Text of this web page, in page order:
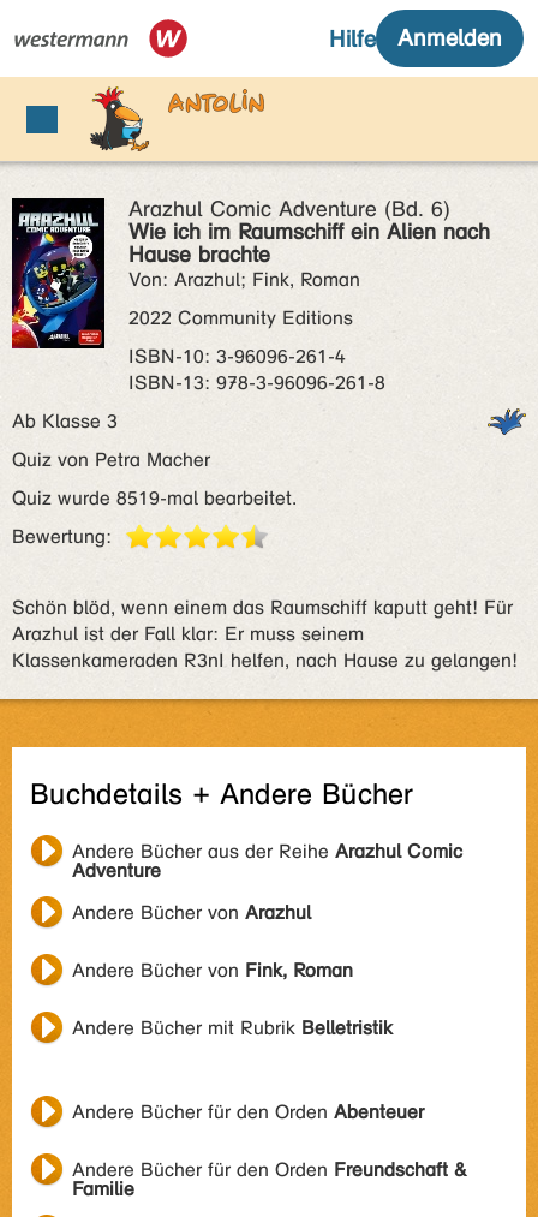
Arazhul Comic Adventure (Bd. 6)
Wie ich im Raumschiff ein Alien nach
Hause brachte
Von: Arazhul; Fink, Roman
2022 Community Editions
ISBN‑10: 3-96096-261-4
ISBN‑13: 978-3-96096-261-8
Ab Klasse 3
Quiz von Petra Macher
Quiz wurde 8519-mal bearbeitet.
Bewertung:
Schön blöd, wenn einem das Raumschiff kaputt geht! Für
Arazhul ist der Fall klar: Er muss seinem
Klassenkameraden R3nI helfen, nach Hause zu gelangen!
Buchdetails + Andere Bücher
Andere Bücher aus der Reihe Arazhul Comic
Adventure
Andere Bücher von Arazhul
Andere Bücher von Fink, Roman
Andere Bücher mit Rubrik Belletristik
Andere Bücher für den Orden Abenteuer
Andere Bücher für den Orden Freundschaft &
Familie